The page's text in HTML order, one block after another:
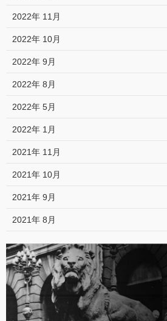
2022年 11月
2022年 10月
2022年 9月
2022年 8月
2022年 5月
2022年 1月
2021年 11月
2021年 10月
2021年 9月
2021年 8月